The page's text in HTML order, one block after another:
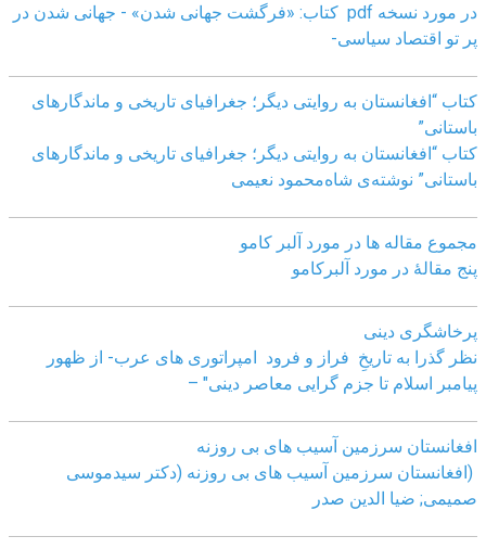
در مورد نسخه pdf کتاب: «فرگشت جهانی شدن» - جهانی شدن در
پر تو اقتصاد سیاسی-
کتاب “افغانستان به روایتی دیگر؛ جغرافیای تاریخی و ماندگارهای
باستانی”
کتاب “افغانستان به روایتی دیگر؛ جغرافیای تاریخی و ماندگارهای
باستانی” نوشته‌ی شاه‌محمود نعیمی
مجموع مقاله ها در مورد آلبر کامو
پنج مقالهٔ در مورد آلبرکامو
پرخاشگری دینی
نظر گذرا به تاریخِ فراز و فرود امپراتوری های عرب- از ظهور
پیامبر اسلام تا جزم گرایی معاصر دینی" –
افغانستان سرزمین آسیب های بی روزنه
(افغانستان سرزمین آسیب های بی روزنه (دکتر سیدموسی
صمیمی; ضیا الدین صدر